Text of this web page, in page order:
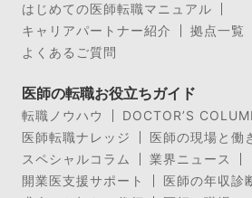
はじめての医師転職マニュアル
キャリアパートナー紹介
拠点一覧
よくあるご質問
医師の転職お役立ちガイド
転職ノウハウ
DOCTOR’S
医師転職ナレッジ
医師の現場と働
スペシャルコラム
業界ニュース
開業医支援サポート
医師の年収診